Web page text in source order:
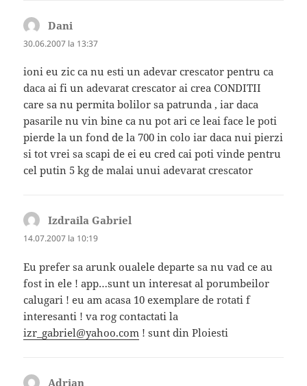
Dani
30.06.2007 la 13:37
ioni eu zic ca nu esti un adevar crescator pentru ca
daca ai fi un adevarat crescator ai crea CONDITII
care sa nu permita bolilor sa patrunda , iar daca
pasarile nu vin bine ca nu pot ari ce leai face le poti
pierde la un fond de la 700 in colo iar daca nui pierzi
si tot vrei sa scapi de ei eu cred cai poti vinde pentru
cel putin 5 kg de malai unui adevarat crescator
Izdraila Gabriel
14.07.2007 la 10:19
Eu prefer sa arunk oualele departe sa nu vad ce au
fost in ele ! app…sunt un interesat al porumbeilor
calugari ! eu am acasa 10 exemplare de rotati f
interesanti ! va rog contactati la
izr_gabriel@yahoo.com ! sunt din Ploiesti
Adrian